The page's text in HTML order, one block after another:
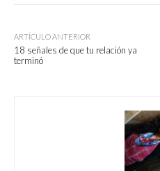
ARTÍCULO ANTERIOR
18 señales de que tu relación ya
terminó